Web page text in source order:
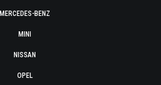
MERCEDES-BENZ
MINI
NISSAN
OPEL